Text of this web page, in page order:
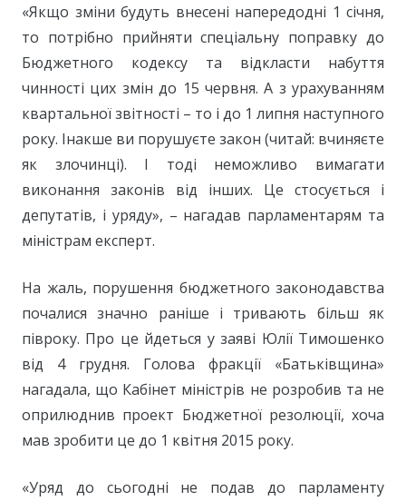
«Якщо зміни будуть внесені напередодні 1 січня,
то потрібно прийняти спеціальну поправку до
Бюджетного кодексу та відкласти набуття
чинності цих змін до 15 червня. А з урахуванням
квартальної звітності – то і до 1 липня наступного
року. Інакше ви порушуєте закон (читай: вчиняєте
як злочинці). І тоді неможливо вимагати
виконання законів від інших. Це стосується і
депутатів, і уряду», – нагадав парламентарям та
міністрам експерт.
На жаль, порушення бюджетного законодавства
почалися значно раніше і тривають більш як
півроку. Про це йдеться у заяві Юлії Тимошенко
від 4 грудня. Голова фракції «Батьківщина»
нагадала, що Кабінет міністрів не розробив та не
оприлюднив проект Бюджетної резолюції, хоча
мав зробити це до 1 квітня 2015 року.
«Уряд до сьогодні не подав до парламенту